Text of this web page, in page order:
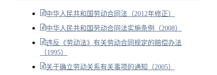
中华人民共和国劳动合同法（2012年修正）
中华人民共和国劳动合同法实施条例（2008）
违反《劳动法》有关劳动合同规定的赔偿办法
（1995）
关于确立劳动关系有关事项的通知（2005）